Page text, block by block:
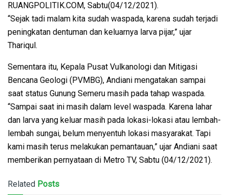
RUANGPOLITIK.COM, Sabtu(04/12/2021).
“Sejak tadi malam kita sudah waspada, karena sudah terjadi
peningkatan dentuman dan keluarnya larva pijar,” ujar
Thariqul.
Sementara itu, Kepala Pusat Vulkanologi dan Mitigasi
Bencana Geologi (PVMBG), Andiani mengatakan sampai
saat status Gunung Semeru masih pada tahap waspada.
“Sampai saat ini masih dalam level waspada. Karena lahar
dan larva yang keluar masih pada lokasi-lokasi atau lembah-
lembah sungai, belum menyentuh lokasi masyarakat. Tapi
kami masih terus melakukan pemantauan,” ujar Andiani saat
memberikan pernyataan di Metro TV, Sabtu (04/12/2021).
Related Posts